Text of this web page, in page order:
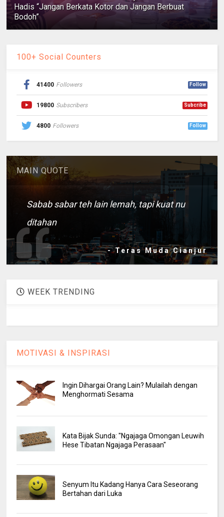
Hadis “Jangan Berkata Kotor dan Jangan Berbuat
Bodoh”
100+ Social Counters
41400 Followers Follow
19800 Subscribers Subcribe
4800 Followers Follow
MAIN QUOTE
Sabab sabar teh lain lemah, tapi kuat nu
ditahan
- Teras Muda Cianjur
WEEK TRENDING
MOTIVASI & INSPIRASI
Ingin Dihargai Orang Lain? Mulailah dengan
Menghormati Sesama
Kata Bijak Sunda: "Ngajaga Omongan Leuwih
Hese Tibatan Ngajaga Perasaan"
Senyum Itu Kadang Hanya Cara Seseorang
Bertahan dari Luka